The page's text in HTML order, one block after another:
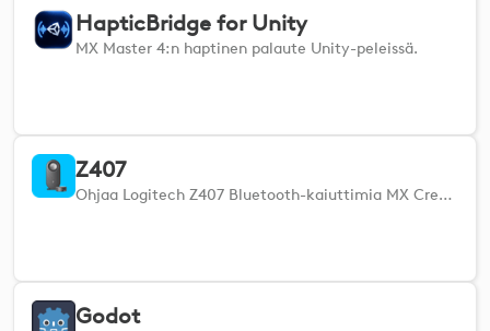
HapticBridge for Unity
MX Master 4:n haptinen palaute Unity-peleissä.
Z407
Ohjaa Logitech Z407 Bluetooth-kaiuttimia MX Creative Console -sovelluksella tai Actions Ring -renkaalla.
Godot